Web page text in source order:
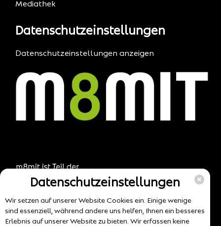
Mediathek
Datenschutzeinstellungen
Datenschutzeinstellungen anzeigen
Datenschutzeinstellungen
Wir setzen auf unserer Website Cookies ein. Einige wenige
sind essenziell, während andere uns helfen, Ihnen ein besseres
Erlebnis auf unserer Website zu bieten. Wir erfassen keine